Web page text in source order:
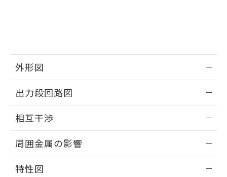
外形図
外形図
出力段回路図
出力段回路図
相互干渉
相互干渉
周囲金属の影響
特性図
指します。
51物質の非含有証明書（当社基準）
※本証明書は発行日時点で非含有を証明す
ものではありません。
また、RoHS指令のフタル酸エステル類４
物質の対応では、対応完了までの期間は出
荷製品に未対応品が混在することから備考
欄に対応日を記載しておりました。
既に当社にて対応品への在庫切替を完了
していることから、特段のことがない限
す。